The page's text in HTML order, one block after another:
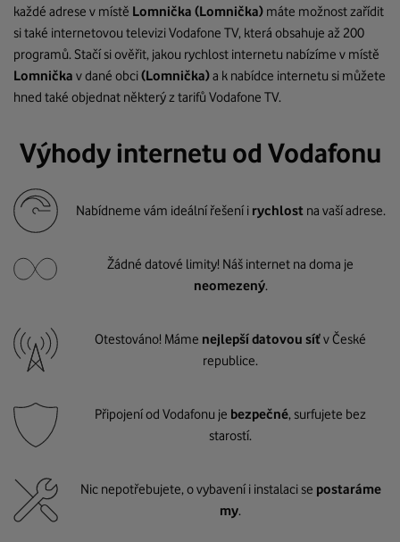
každé adrese v místě Lomnička (Lomnička) máte možnost zařídit
si také internetovou televizi Vodafone TV, která obsahuje až 200
programů. Stačí si ověřit, jakou rychlost internetu nabízíme v místě
Lomnička v dané obci(Lomnička)a k nabídce internetu si můžete
hned také objednat některý z tarifů Vodafone TV.
Výhody internetu od Vodafonu
Nabídneme vám ideální řešení i rychlost na vaší adrese.
Žádné datové limity! Náš internet na doma je
neomezený.
Otestováno! Máme nejlepší datovou síťv České
republice.
Připojení od Vodafonu je bezpečné, surfujete bez
starostí.
Nic nepotřebujete, o vybavení i instalaci se postaráme
my.